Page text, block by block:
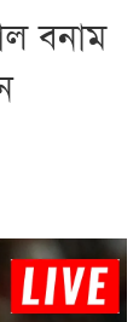
বনাম